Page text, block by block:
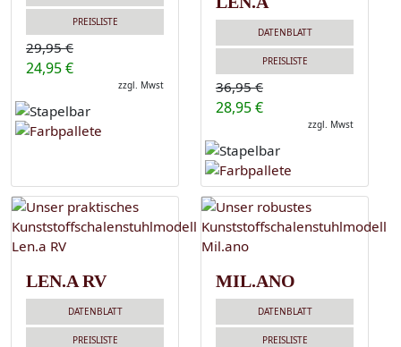
PREISLISTE
29,95 €
24,95 €
zzgl. Mwst
DATENBLATT
PREISLISTE
36,95 €
28,95 €
zzgl. Mwst
LEN.A RV
DATENBLATT
PREISLISTE
MIL.ANO
DATENBLATT
PREISLISTE